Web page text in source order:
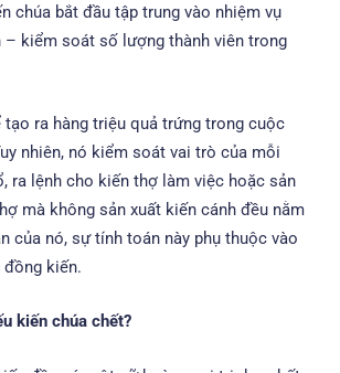
chúa bắt đầu tập trung vào nhiệm vụ
– kiểm soát số lượng thành viên trong
tạo ra hàng triệu quả trứng trong cuộc
nhiên, nó kiểm soát vai trò của mỗi
ra lệnh cho kiến thợ làm việc hoặc sản
mà không sản xuất kiến cánh đều nằm
của nó, sự tính toán này phụ thuộc vào
kiến.
kiến chúa chết?